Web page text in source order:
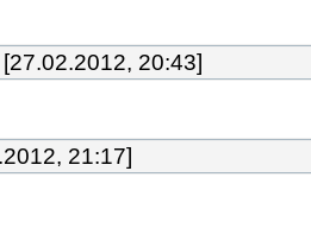
[27.02.2012, 20:43]
21:17]